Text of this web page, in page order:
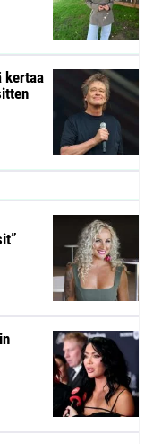
kertaa